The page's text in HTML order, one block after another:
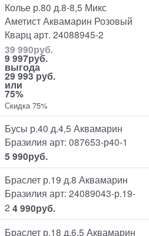
Колье р.80 д.8-8,5 Микс
Аметист Аквамарин Розовый
Кварц арт. 24088945-2
39 990руб.
9 997руб.
выгода
29 993 руб.
или
75%
Скидка 75%
Бусы р.40 д.4,5 Аквамарин
Бразилия арт: 087653-р40-1
5 990руб.
Браслет р.19 д.8 Аквамарин
Бразилия арт: 24089043-р.19-
2 4 990руб.
Браслет р.18 д.6,5 Аквамарин